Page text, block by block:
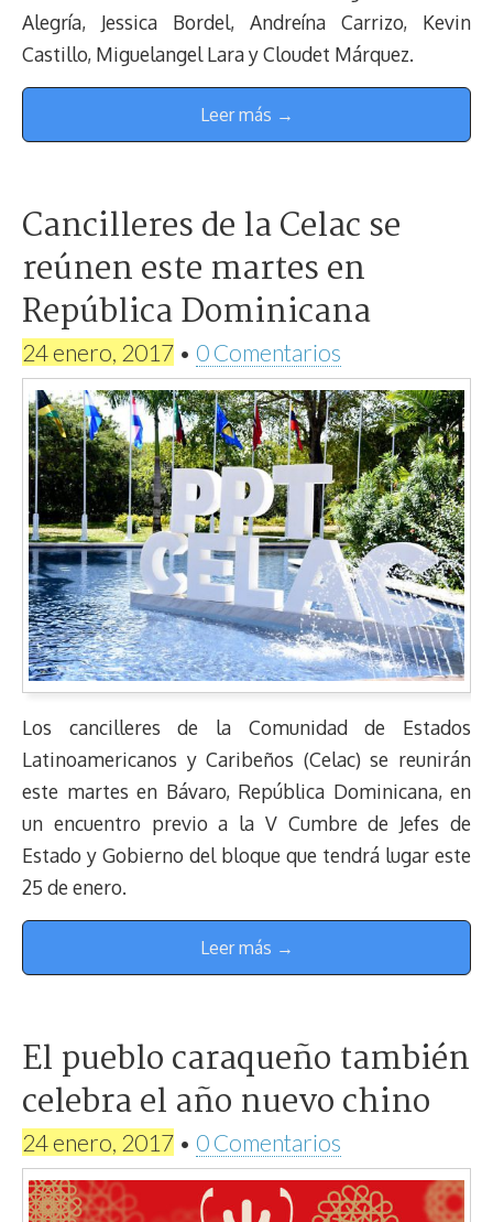
Alegría, Jessica Bordel, Andreína Carrizo, Kevin
Castillo, Miguelangel Lara y Cloudet Márquez.
Leer más →
Cancilleres de la Celac se
reúnen este martes en
República Dominicana
24 enero, 2017 • 0 Comentarios
Los cancilleres de la Comunidad de Estados
Latinoamericanos y Caribeños (Celac) se reunirán
este martes en Bávaro, República Dominicana, en
un encuentro previo a la V Cumbre de Jefes de
Estado y Gobierno del bloque que tendrá lugar este
25 de enero.
Leer más →
El pueblo caraqueño también
celebra el año nuevo chino
24 enero, 2017 • 0 Comentarios